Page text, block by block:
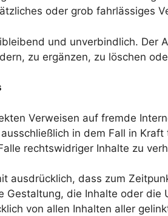
oder grob fahrlässiges
und unverbindlich. Der
zu ergänzen, zu löschen
Verweisen auf fremde
in dem Fall in
rechtswidriger Inhalte zu
ausdrücklich, dass zum
Gestaltung, die Inhalte oder
von allen Inhalten aller